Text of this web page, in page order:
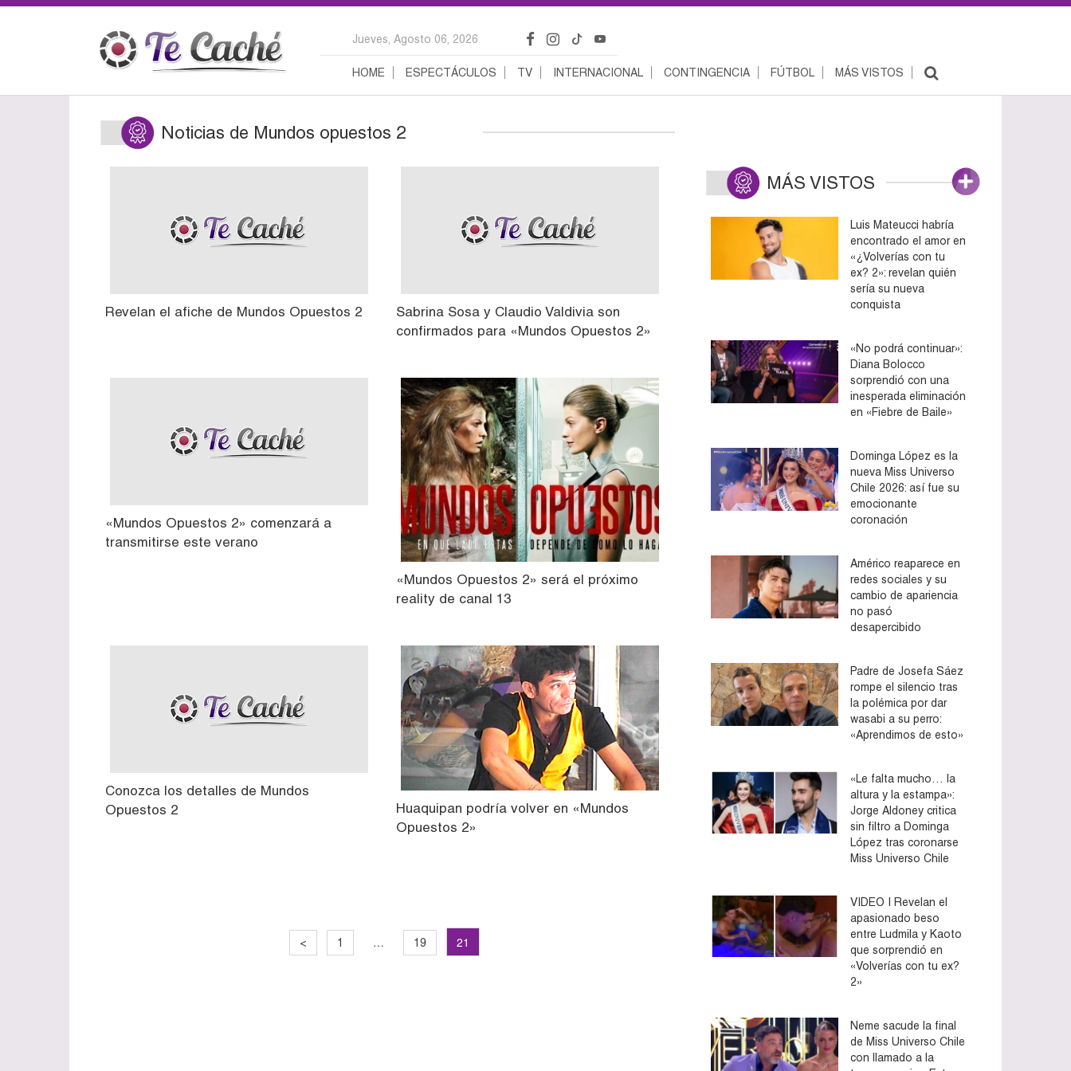
Jueves, Agosto 06, 2026
HOME ESPECTÁCULOS TV INTERNACIONAL CONTINGENCIA FÚTBOL MÁS VISTOS
Noticias de Mundos opuestos 2
Revelan el afiche de Mundos Opuestos 2
Sabrina Sosa y Claudio Valdivia son
confirmados para «Mundos Opuestos 2»
«Mundos Opuestos 2» comenzará a
transmitirse este verano
«Mundos Opuestos 2» será el próximo
reality de canal 13
Conozca los detalles de Mundos
Opuestos 2
Huaquipan podría volver en «Mundos
Opuestos 2»
< 1 … 19 21
MÁS VISTOS
Luis Mateucci habría
encontrado el amor en
«¿Volverías con tu
ex? 2»: revelan quién
sería su nueva
conquista
«No podrá continuar»:
Diana Bolocco
sorprendió con una
inesperada eliminación
en «Fiebre de Baile»
Dominga López es la
nueva Miss Universo
Chile 2026: así fue su
emocionante
coronación
Américo reaparece en
redes sociales y su
cambio de apariencia
no pasó
desapercibido
Padre de Josefa Sáez
rompe el silencio tras
la polémica por dar
wasabi a su perro:
«Aprendimos de esto»
«Le falta mucho… la
altura y la estampa»:
Jorge Aldoney critica
sin filtro a Dominga
López tras coronarse
Miss Universo Chile
VIDEO | Revelan el
apasionado beso
entre Ludmila y Kaoto
que sorprendió en
«Volverías con tu ex?
2»
Neme sacude la final
de Miss Universo Chile
con llamado a la